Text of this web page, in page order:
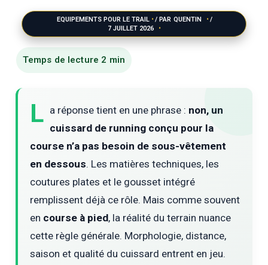
EQUIPEMENTS POUR LE TRAIL / PAR QUENTIN
/
7 JUILLET 2026
L a réponse tient en une phrase : non, un
cuissard de running conçu pour la
course n’a pas besoin de sous-vêtement
en dessous. Les matières techniques, les
coutures plates et le gousset intégré
remplissent déjà ce rôle. Mais comme souvent
en course à pied, la réalité du terrain nuance
cette règle générale. Morphologie, distance,
saison et qualité du cuissard entrent en jeu.